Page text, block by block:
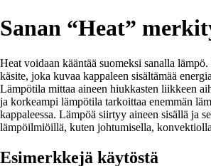
Sanan “Heat”
Heat voidaan kääntää suomeksi sanalla
käsite, joka kuvaa kappaleen sisältämää
Lämpötila mittaa aineen hiukkasten liikkeen
ja korkeampi lämpötila tarkoittaa enemmän
kappaleessa. Lämpöä siirtyy aineen sisällä ja
lämpöilmiöillä, kuten johtumisella,
Esimerkkejä käytöstä